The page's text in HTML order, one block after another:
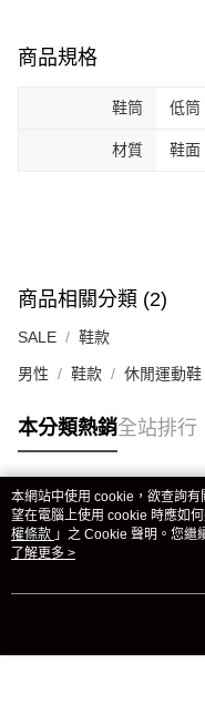
商品規格
鞋筒 低筒
材質 鞋面
商品相關分類 (2)
SALE 鞋款
男性 鞋款 休閒運動鞋
本分類熱銷全站排行
熱門標籤
本網站中使用 cookie，欲查詢
望在電腦上使用 cookie 時應如
權條款 」之 Cookie 聲明。您繼
用條款之 Cookie 聲明使用
了解更多 >